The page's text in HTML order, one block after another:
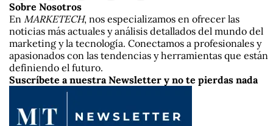
Sobre Nosotros
En MARKETECH, nos especializamos en ofrecer las
noticias más actuales y análisis detallados del mundo del
marketing y la tecnología. Conectamos a profesionales y
apasionados con las tendencias y herramientas que están
definiendo el futuro.
Suscríbete a nuestra Newsletter y no te pierdas nada